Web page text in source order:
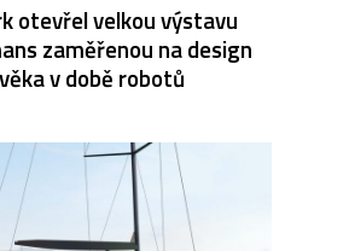
otevřel velkou výstavu
zaměřenou na design
v době robotů